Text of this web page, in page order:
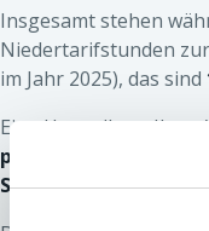
Insgesamt stehen
Niedertarifstunden
im Jahr 2025), das sind
Eine Umstellung
positive
Stromnetz.